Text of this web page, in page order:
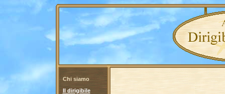
Chi siamo
Il dirigibile